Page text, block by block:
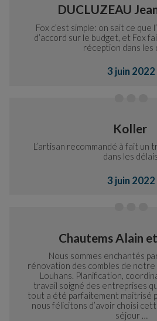
DUCLUZEAU
Fox c’est simple: on sait ce que
d’accord sur le budget, et Fox
réception dans les
3 juin 2022
Koller
L’artisan recommandé à fait un
dans les
3 juin 2022
Chautems Alain
Nous sommes enchantés
rénovation des combles de notre
Louhans. Planification,
travail soigné des entreprises
tout a été parfaitement maitrisé
nous félicitons d’avoir choisi
séjour …